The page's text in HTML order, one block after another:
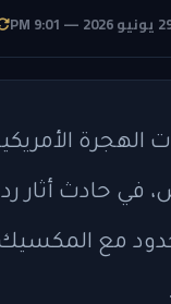
حادث أثار
مع